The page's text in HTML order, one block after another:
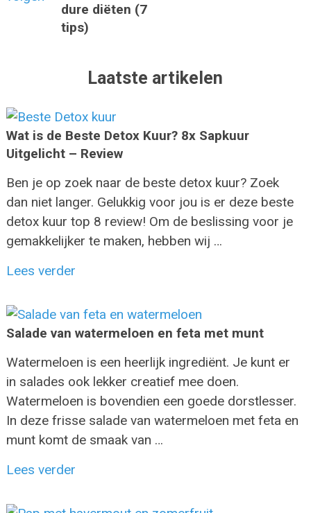
dure diëten (7
tips)
Laatste artikelen
Wat is de Beste Detox Kuur? 8x Sapkuur
Uitgelicht – Review
Ben je op zoek naar de beste detox kuur? Zoek
dan niet langer. Gelukkig voor jou is er deze beste
detox kuur top 8 review! Om de beslissing voor je
gemakkelijker te maken, hebben wij …
Lees verder
Salade van watermeloen en feta met munt
Watermeloen is een heerlijk ingrediënt. Je kunt er
in salades ook lekker creatief mee doen.
Watermeloen is bovendien een goede dorstlesser.
In deze frisse salade van watermeloen met feta en
munt komt de smaak van …
Lees verder